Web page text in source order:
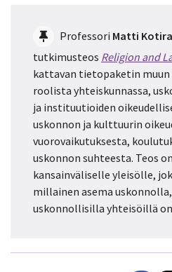
Professori Matti
tutkimusteos Religion and
kattavan tietopaketin muun
roolista yhteiskunnassa,
ja instituutioiden
uskonnon ja kulttuurin
vuorovaikutuksesta,
uskonnon suhteesta. Teos
kansainväliselle yleisölle,
millainen asema
uskonnollisilla yhteisöillä on